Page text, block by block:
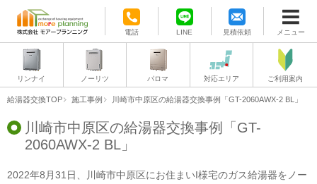
電話 LINE 見積依頼 メニュー
リンナイ ノーリツ パロマ 対応エリア ご利用案内
給湯器交換TOP 施工事例 川崎市中原区の給湯器交換事例「GT-2060AWX-2 BL」
川崎市中原区の給湯器交換事例「GT-
2060AWX-2 BL」
2022年8月31日、川崎市中原区にお住まいI様宅のガス給湯器をノー